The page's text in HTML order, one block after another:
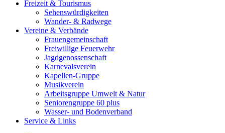
Freizeit & Tourismus
Sehenswürdigkeiten
Wander- & Radwege
Vereine & Verbände
Frauengemeinschaft
Freiwillige Feuerwehr
Jagdgenossenschaft
Karnevalsverein
Kapellen-Gruppe
Musikverein
Arbeitsgruppe Umwelt & Natur
Seniorengruppe 60 plus
Wasser- und Bodenverband
Service & Links